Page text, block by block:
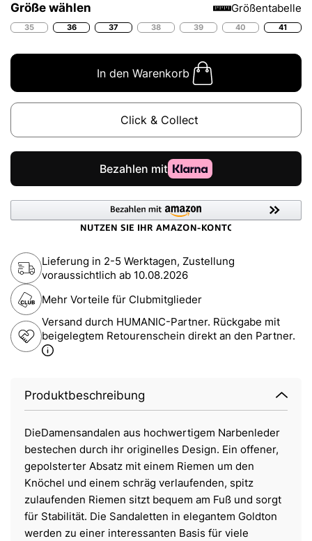
Größe wählen Größentabelle
35 36 37 38 39 40 41
In den Warenkorb
Click & Collect
Lieferung in 2-5 Werktagen, Zustellung
voraussichtlich ab 10.08.2026
Mehr Vorteile für Clubmitglieder
Versand durch HUMANIC-Partner. Rückgabe mit
beigelegtem Retourenschein direkt an den Partner.
Produktbeschreibung
DieDamensandalen aus hochwertigem Narbenleder
bestechen durch ihr originelles Design. Ein offener,
gepolsterter Absatz mit einem Riemen um den
Knöchel und einem schräg verlaufenden, spitz
zulaufenden Riemen sitzt bequem am Fuß und sorgt
für Stabilität. Die Sandaletten in elegantem Goldton
werden zu einer interessanten Basis für viele